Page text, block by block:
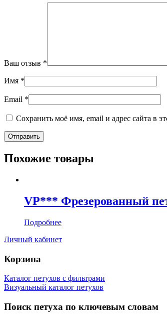
Ваш отзыв *
Имя *
Email *
Сохранить моё имя, email и адрес сайта в
Похожие товары
VP*** Фрезерованный
Подробнее
Личный кабинет
Корзина
Каталог петухов с фильтрами
Визуальный каталог петухов
Поиск петуха по ключевым словам